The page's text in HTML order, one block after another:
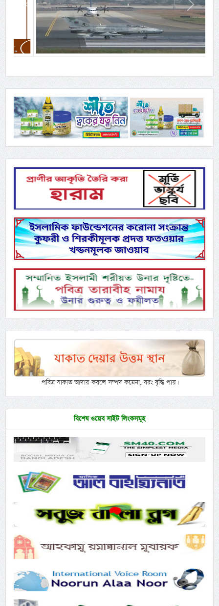
Previous Next
পবিত্র যাকাত আদায় করলে সম্পদ কমেনা, বরং বৃদ্ধি পায়।
বিশেষ ওয়েব সাইট লিংকসমূহ